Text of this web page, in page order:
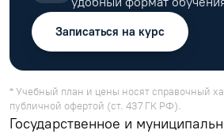
Записаться на курс
* Учебный план и цены носят справочный
публичной офертой (ст. 437 ГК РФ).
Государственное и